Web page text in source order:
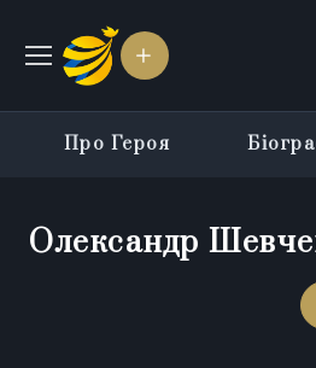
Про Героя
Олександр